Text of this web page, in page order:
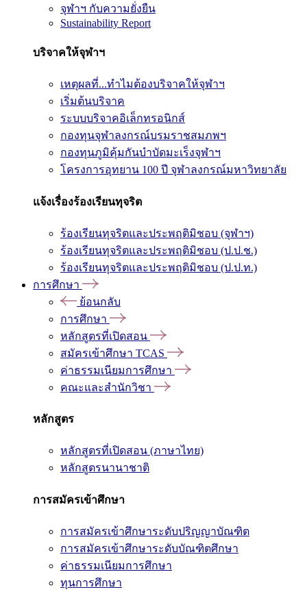
จุฬาฯ กับความยั่งยืน
Sustainability Report
บริจาคให้จุฬาฯ
เหตุผลที่...ทำไมต้องบริจาคให้จุฬาฯ
เริ่มต้นบริจาค
ระบบบริจาคอิเล็กทรอนิกส์
กองทุนจุฬาลงกรณ์บรมราชสมภพฯ
กองทุนภูมิคุ้มกันบำบัดมะเร็งจุฬาฯ
โครงการอุทยาน 100 ปี จุฬาลงกรณ์มหาวิทยาลัย
แจ้งเรื่องร้องเรียนทุจริต
ร้องเรียนทุจริตและประพฤติมิชอบ (จุฬาฯ)
ร้องเรียนทุจริตและประพฤติมิชอบ (ป.ป.ช.)
ร้องเรียนทุจริตและประพฤติมิชอบ (ป.ป.ท.)
การศึกษา
ย้อนกลับ
การศึกษา
หลักสูตรที่เปิดสอน
สมัครเข้าศึกษา TCAS
ค่าธรรมเนียมการศึกษา
คณะและสำนักวิชา
หลักสูตร
หลักสูตรที่เปิดสอน (ภาษาไทย)
หลักสูตรนานาชาติ
การสมัครเข้าศึกษา
การสมัครเข้าศึกษาระดับปริญญาบัณฑิต
การสมัครเข้าศึกษาระดับบัณฑิตศึกษา
ค่าธรรมเนียมการศึกษา
ทุนการศึกษา